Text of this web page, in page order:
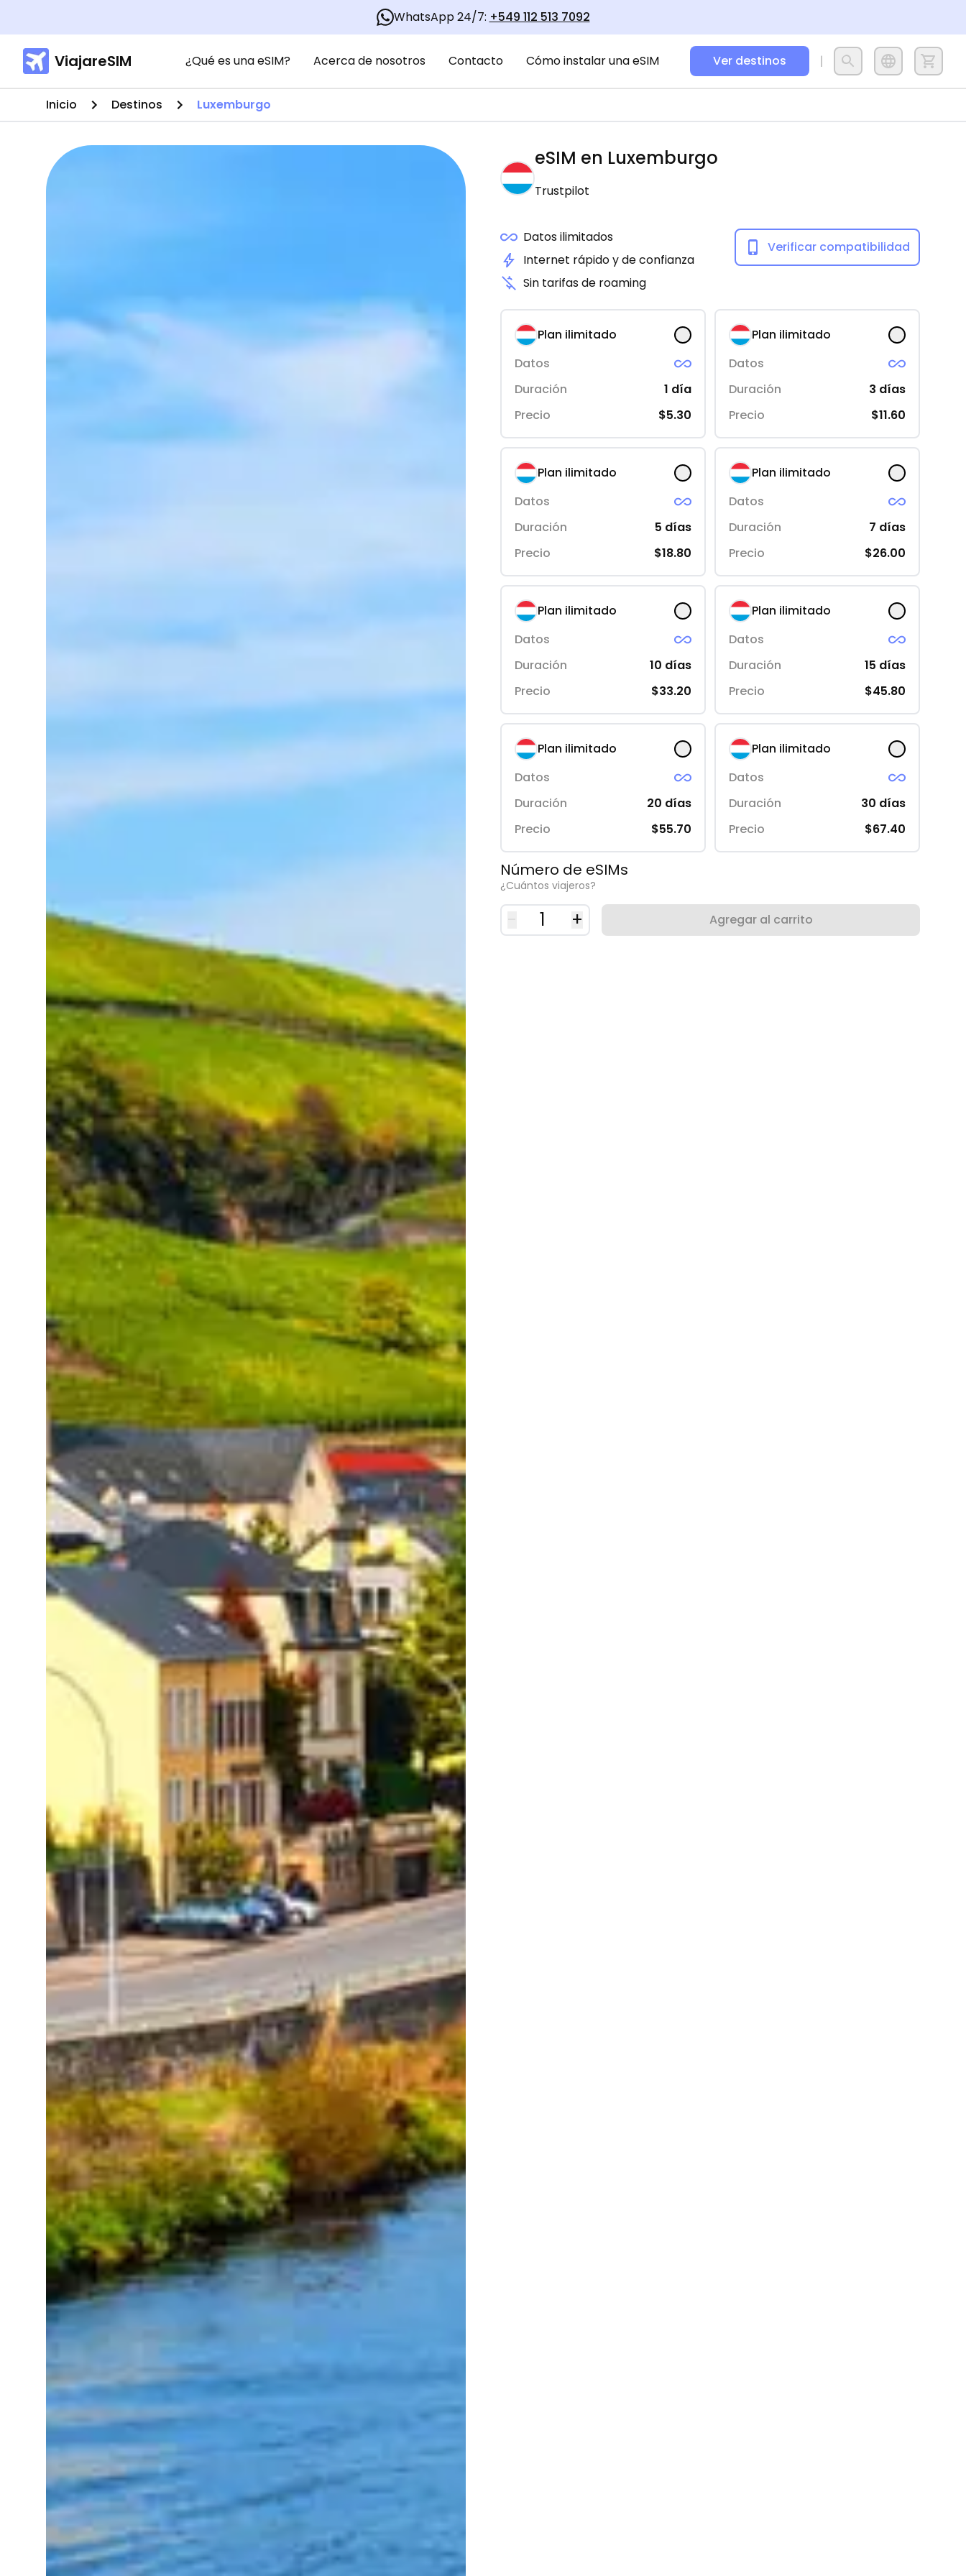
WhatsApp 24/7: +549 112 513 7092
ViajareSIM ¿Qué es una eSIM? Acerca de nosotros Contacto Cómo instalar una eSIM Ver destinos
Inicio Destinos Luxemburgo
eSIM en Luxemburgo
Trustpilot
Datos ilimitados
Internet rápido y de confianza
Sin tarifas de roaming
Verificar compatibilidad
Plan ilimitado
Datos
Duración
1 día
Precio
$5.30
Plan ilimitado
Datos
Duración
3 días
Precio
$11.60
Plan ilimitado
Datos
Duración
5 días
Precio
$18.80
Plan ilimitado
Datos
Duración
7 días
Precio
$26.00
Plan ilimitado
Datos
Duración
10 días
Precio
$33.20
Plan ilimitado
Datos
Duración
15 días
Precio
$45.80
Plan ilimitado
Datos
Duración
20 días
Precio
$55.70
Plan ilimitado
Datos
Duración
30 días
Precio
$67.40
Número de eSIMs
¿Cuántos viajeros?
- 1 + Agregar al carrito